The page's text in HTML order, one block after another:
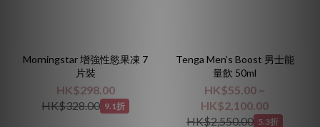
Morningstar 增強性慾果凍 7
片裝
HK$298.00
HK$328.00 9.1折
Tenga Men’s Boost 男士能
量飲 50ml
HK$55.00 ~
HK$2,100.00
HK$2,550.00 5.3折